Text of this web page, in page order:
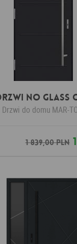
No Glass
Drzwi do domu MAR-
1 839,00 PLN